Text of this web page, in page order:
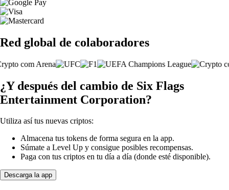
Red global de colaboradores
¿Y después del cambio de Six Flags
Entertainment Corporation?
Utiliza así tus nuevas criptos:
Almacena tus tokens de forma segura en la app.
Súmate a Level Up y consigue posibles recompensas.
Paga con tus criptos en tu día a día (donde esté disponible).
Descarga la app